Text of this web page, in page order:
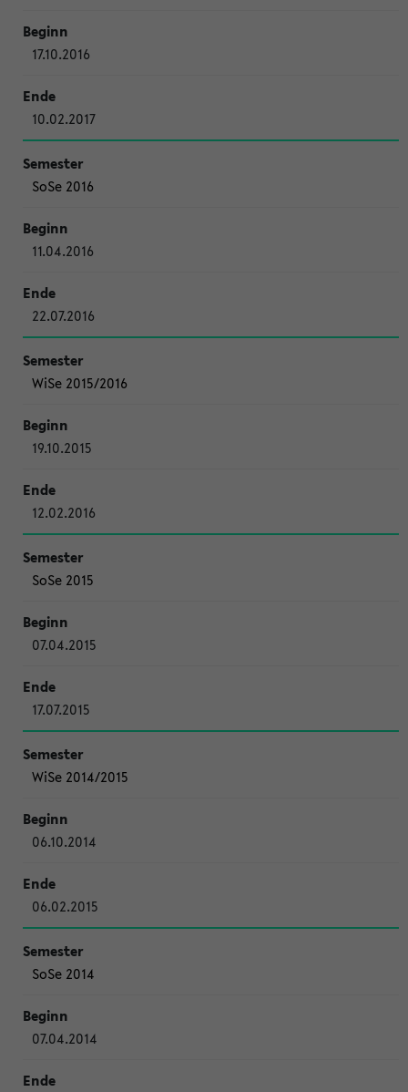
17.10.2016
10.02.2017
SoSe 2016
11.04.2016
22.07.2016
WiSe 2015/2016
19.10.2015
12.02.2016
SoSe 2015
07.04.2015
17.07.2015
WiSe 2014/2015
06.10.2014
06.02.2015
SoSe 2014
07.04.2014